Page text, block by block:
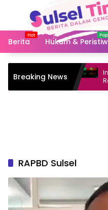
Berita
Hukum &
Breaking News
Koreksi
Tinggi
Investor
Rotasi
dan TINS
RAPBD Sulsel